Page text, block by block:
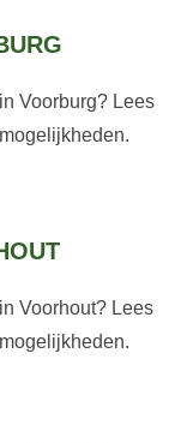
Voorburg? Lees
Voorhout? Lees